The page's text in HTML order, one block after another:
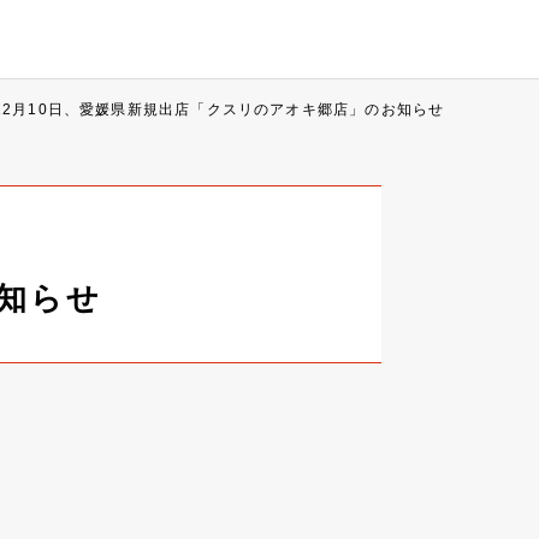
月10日、愛媛県新規出店「クスリのアオキ郷店」のお知らせ
らせ